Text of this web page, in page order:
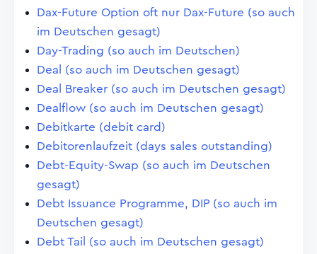
Dax-Future Option oft nur Dax-Future (so auch
im Deutschen gesagt)
Day-Trading (so auch im Deutschen)
Deal (so auch im Deutschen gesagt)
Deal Breaker (so auch im Deutschen gesagt)
Dealflow (so auch im Deutschen gesagt)
Debitkarte (debit card)
Debitorenlaufzeit (days sales outstanding)
Debt-Equity-Swap (so auch im Deutschen
gesagt)
Debt Issuance Programme, DIP (so auch im
Deutschen gesagt)
Debt Tail (so auch im Deutschen gesagt)